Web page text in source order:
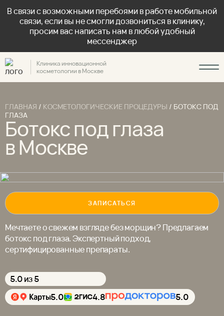
В связи с возможными перебоями в работе мобильной
связи, если вы не смогли дозвониться в клинику,
просим вас написать нам в любой удобный
мессенджер
Клиника инновационной
косметологии в Москве
ГЛАВНАЯ / КОСМЕТОЛОГИЧЕСКИЕ ПРОЦЕДУРЫ / БОТОКС ПОД
ГЛАЗА
Ботокс под глаза
в Москве
ЗАПИСАТЬСЯ
Мечтаете о свежем взгляде без морщин? Предлагаем
ботокс под глаза. Экспертный подход,
сертифицированные препараты.
5.0 из 5
5.0
4.8 5.0